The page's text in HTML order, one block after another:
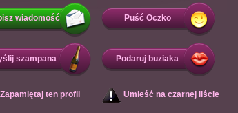
wiadomość Puść Oczko
szampana Podaruj buziaka
Zapamiętaj ten profil Umieść na czarnej liście